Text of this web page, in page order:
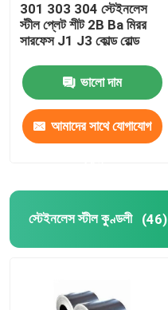
301 303 304 স্টেইনলেস
স্টীল প্লেট শীট 2B Ba মিরর
সারফেস J1 J3 কোল্ড রোল্ড
ভালো দাম
আমাদের সাথে যোগাযোগ
স্টেইনলেস স্টীল কুণ্ডলী (46)